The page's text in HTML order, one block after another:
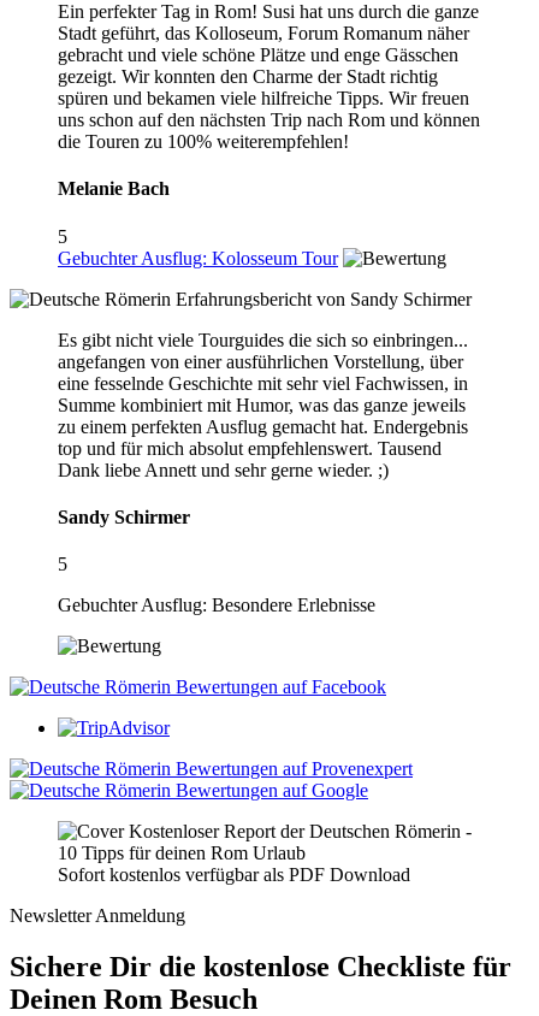
Ein perfekter Tag in Rom! Susi hat uns durch die ganze
Stadt geführt, das Kolloseum, Forum Romanum näher
gebracht und viele schöne Plätze und enge Gässchen
gezeigt. Wir konnten den Charme der Stadt richtig
spüren und bekamen viele hilfreiche Tipps. Wir freuen
uns schon auf den nächsten Trip nach Rom und können
die Touren zu 100% weiterempfehlen!
Melanie Bach
5
Gebuchter Ausflug: Kolosseum Tour
Es gibt nicht viele Tourguides die sich so einbringen...
angefangen von einer ausführlichen Vorstellung, über
eine fesselnde Geschichte mit sehr viel Fachwissen, in
Summe kombiniert mit Humor, was das ganze jeweils
zu einem perfekten Ausflug gemacht hat. Endergebnis
top und für mich absolut empfehlenswert. Tausend
Dank liebe Annett und sehr gerne wieder. ;)
Sandy Schirmer
5
Gebuchter Ausflug: Besondere Erlebnisse
Sofort kostenlos verfügbar als PDF Download
Newsletter Anmeldung
Sichere Dir die kostenlose Checkliste für
Deinen Rom Besuch